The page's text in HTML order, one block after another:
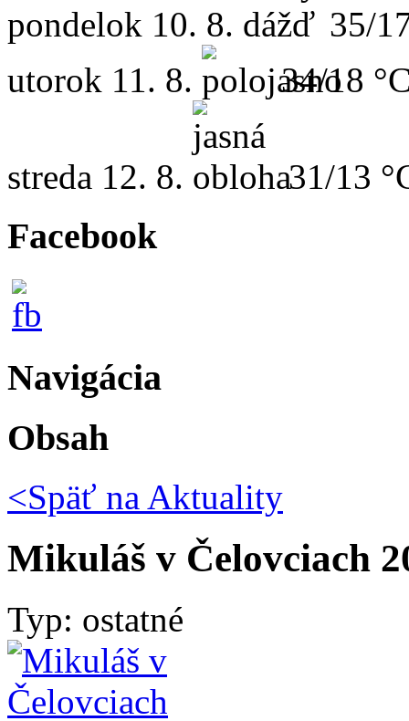
pondelok 10. 8.
35/
utorok 11. 8. 34/18
streda 12. 8. 31/13
Facebook
Navigácia
Obsah
<Späť na Aktuality
Mikuláš v Čelovciach
Typ: ostatné